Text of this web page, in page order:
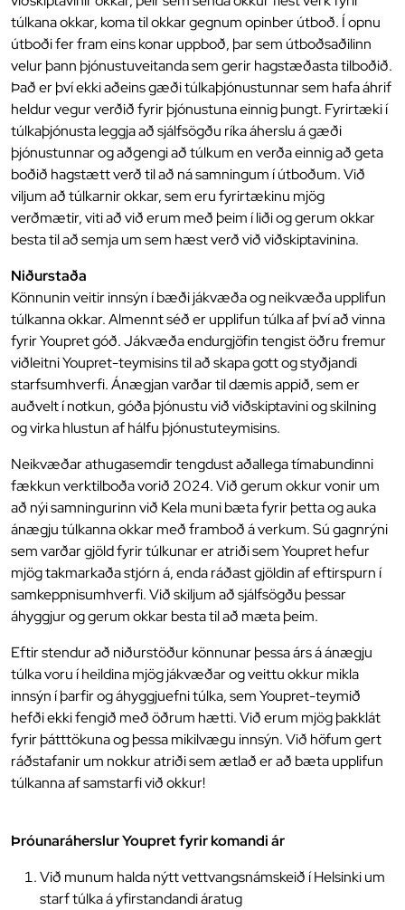
túlkana okkar, koma til okkar gegnum opinber útboð. Í opnu
útboði fer fram eins konar uppboð, þar sem útboðsaðilinn
velur þann þjónustuveitanda sem gerir hagstæðasta tilboðið.
Það er því ekki aðeins gæði túlkaþjónustunnar sem hafa áhrif
heldur vegur verðið fyrir þjónustuna einnig þungt. Fyrirtæki í
túlkaþjónusta leggja að sjálfsögðu ríka áherslu á gæði
þjónustunnar og aðgengi að túlkum en verða einnig að geta
boðið hagstætt verð til að ná samningum í útboðum. Við
viljum að túlkarnir okkar, sem eru fyrirtækinu mjög
verðmætir, viti að við erum með þeim í liði og gerum okkar
besta til að semja um sem hæst verð við viðskiptavinina.
Niðurstaða
Könnunin veitir innsýn í bæði jákvæða og neikvæða upplifun
túlkanna okkar. Almennt séð er upplifun túlka af því að vinna
fyrir Youpret góð. Jákvæða endurgjöfin tengist öðru fremur
viðleitni Youpret-teymisins til að skapa gott og styðjandi
starfsumhverfi. Ánægjan varðar til dæmis appið, sem er
auðvelt í notkun, góða þjónustu við viðskiptavini og skilning
og virka hlustun af hálfu þjónustuteymisins.
Neikvæðar athugasemdir tengdust aðallega tímabundinni
fækkun verktilboða vorið 2024. Við gerum okkur vonir um
að nýi samningurinn við Kela muni bæta fyrir þetta og auka
ánægju túlkanna okkar með framboð á verkum. Sú gagnrýni
sem varðar gjöld fyrir túlkunar er atriði sem Youpret hefur
mjög takmarkaða stjórn á, enda ráðast gjöldin af eftirspurn í
samkeppnisumhverfi. Við skiljum að sjálfsögðu þessar
áhyggjur og gerum okkar besta til að mæta þeim.
Eftir stendur að niðurstöður könnunar þessa árs á ánægju
túlka voru í heildina mjög jákvæðar og veittu okkur mikla
innsýn í þarfir og áhyggjuefni túlka, sem Youpret-teymið
hefði ekki fengið með öðrum hætti. Við erum mjög þakklát
fyrir þátttökuna og þessa mikilvægu innsýn. Við höfum gert
ráðstafanir um nokkur atriði sem ætlað er að bæta upplifun
túlkanna af samstarfi við okkur!
Þróunaráherslur Youpret fyrir komandi ár
Við munum halda nýtt vettvangsnámskeið í Helsinki um
starf túlka á yfirstandandi áratug